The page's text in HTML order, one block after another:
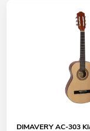
DIMAVERY AC-303